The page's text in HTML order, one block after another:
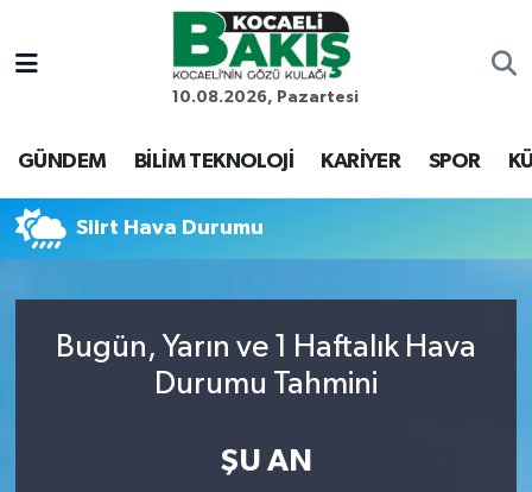
10.08.2026, Pazartesi
GÜNDEM BİLİM TEKNOLOJİ KARİYER SPOR
Siirt Hava Durumu
Bugün, Yarın ve 1 Haftalık Hava
Durumu Tahmini
ŞU AN
Kocaeli Nöbetçi Eczaneler
Kocaeli Hava Durumu
Tüm Manşetler
Son Dakika Haberleri